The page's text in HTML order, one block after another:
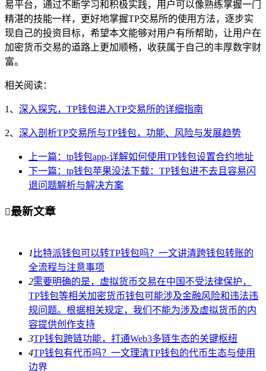
易平台，通过不断学习和积极实践，用户可以像熟练掌握一门
精湛的技能一样，更好地掌握TP交易所的使用方法，逐步实
现自己的投资目标，希望本文能够对用户有所帮助，让用户在
加密货币交易的道路上更加顺畅，收获属于自己的丰厚数字财
富。
相关阅读：
1、 深入探究，TP钱包进入TP交易所的详细指南
2、 深入剖析TP交易所与TP钱包，功能、风险与发展趋势
上一篇：tp钱包app-详解如何使用TP钱包设置合约地址
下一篇：tp钱包苹果没法下载：TP钱包进不去且容易闪
退问题解析与解决方案
最新文章
1 比特派钱包可以转TP钱包吗？一文讲清跨钱包转账的
全流程与注意事项
2需要明确的是，虚拟货币交易在中国不受法律保护，
TP钱包等相关加密货币钱包可能涉及金融风险和违法违
规问题。根据相关规定，我们不能为涉及虚拟货币的内
容提供创作支持
3TP钱包跨链功能，打通Web3多链生态的关键枢纽
4TP钱包有代币吗？一文理清TP钱包的代币生态与使用
边界